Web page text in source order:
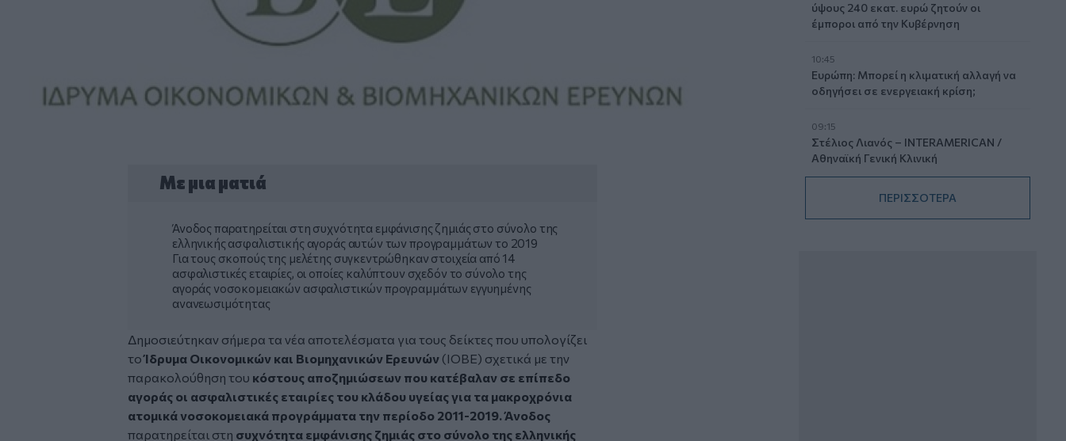
Με μια ματιά
Άνοδος παρατηρείται στη συχνότητα εμφάνισης ζημιάς στο σύνολο της
ελληνικής ασφαλιστικής αγοράς αυτών των προγραμμάτων το 2019
Για τους σκοπούς της μελέτης συγκεντρώθηκαν στοιχεία από 14
ασφαλιστικές εταιρίες, οι οποίες καλύπτουν σχεδόν το σύνολο της
αγοράς νοσοκομειακών ασφαλιστικών προγραμμάτων εγγυημένης
ανανεωσιμότητας
Δημοσιεύτηκαν σήμερα τα νέα αποτελέσματα για τους δείκτες που υπολογίζει
τοΊδρυμα Οικονομικών και Βιομηχανικών Ερευνών (ΙΟΒΕ) σχετικά με την
παρακολούθηση του κόστους αποζημιώσεων που κατέβαλαν σε επίπεδο
αγοράς οι ασφαλιστικές εταιρίες του κλάδου υγείας για τα μακροχρόνια
ατομικά νοσοκομειακά προγράμματα την περίοδο 2011-2019.Άνοδος
παρατηρείται στη συχνότητα εμφάνισης ζημιάς στο σύνολο της ελληνικής
ύψους 240 εκατ. ευρώ ζητούν οι
έμποροι από την Κυβέρνηση
10:45
Ευρώπη: Μπορεί η κλιματική αλλαγή να
οδηγήσει σε ενεργειακή κρίση;
09:15
Στέλιος Λιανός – INTERAMERICAN /
Αθηναϊκή Γενική Κλινική
ΠΕΡΙΣΣΟΤΕΡΑ